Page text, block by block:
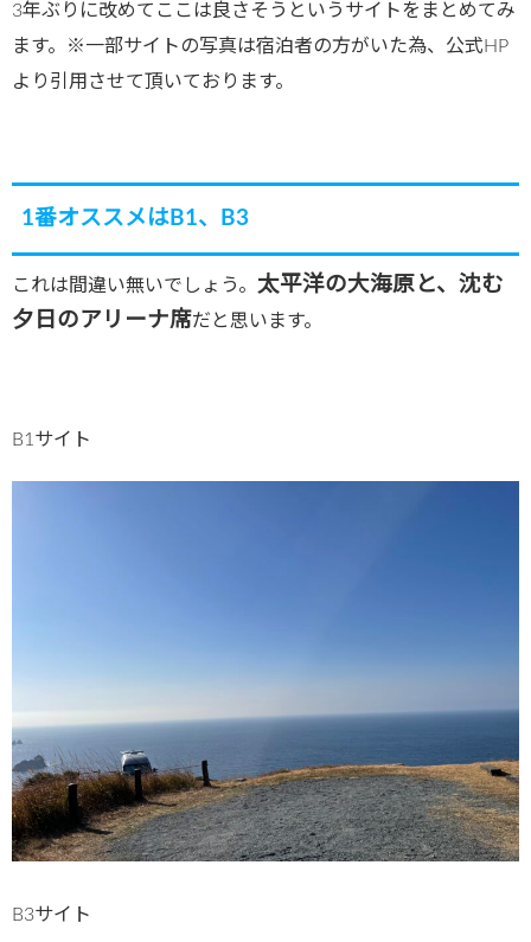
3年ぶりに改めてここは良さそうというサイトをまとめてみ
ます。※一部サイトの写真は宿泊者の方がいた為、公式HP
より引用させて頂いております。
1番オススメはB1、B3
これは間違い無いでしょう。 太平洋の大海原と、沈む
夕日のアリーナ席だと思います。
B1サイト
B3サイト